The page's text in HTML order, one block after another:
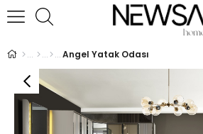
Angel Yatak Odası